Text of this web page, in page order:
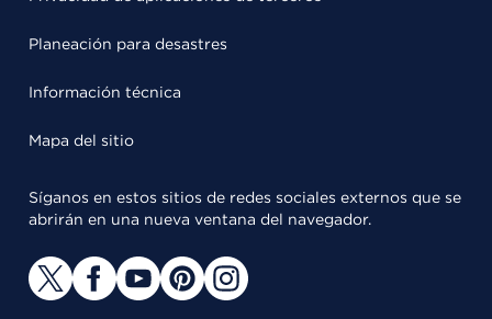
Planeación para desastres
Información técnica
Mapa del sitio
Síganos en estos sitios de redes sociales externos que se
abrirán en una nueva ventana del navegador.